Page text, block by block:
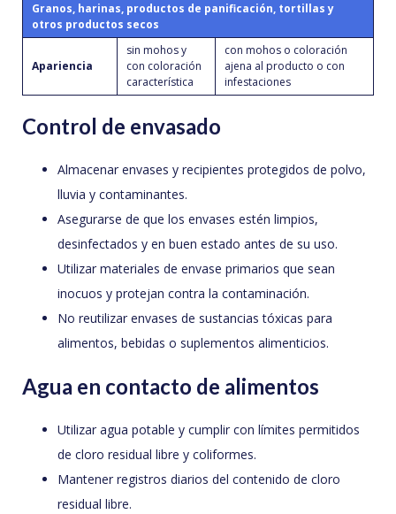
Granos, harinas, productos de panificación, tortillas y
otros productos secos
Apariencia
sin mohos y
con coloración
característica
con mohos o coloración
ajena al producto o con
infestaciones
Control de envasado
Almacenar envases y recipientes protegidos de polvo,
lluvia y contaminantes.
Asegurarse de que los envases estén limpios,
desinfectados y en buen estado antes de su uso.
Utilizar materiales de envase primarios que sean
inocuos y protejan contra la contaminación.
No reutilizar envases de sustancias tóxicas para
alimentos, bebidas o suplementos alimenticios.
Agua en contacto de alimentos
Utilizar agua potable y cumplir con límites permitidos
de cloro residual libre y coliformes.
Mantener registros diarios del contenido de cloro
residual libre.